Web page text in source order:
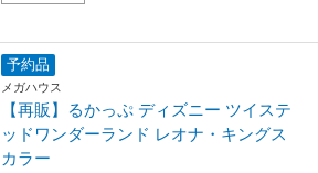
予約品
メガハウス
【再販】るかっぷ ディズニー ツイステ
ッドワンダーランド レオナ・キングス
カラー